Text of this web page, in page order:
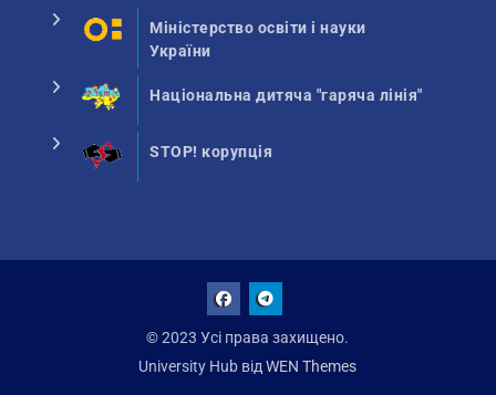
Міністерство освіти і науки
України
Національна дитяча "гаряча лінія"
STOP! корупція
© 2023 Усі права захищено.
University Hub відWEN Themes